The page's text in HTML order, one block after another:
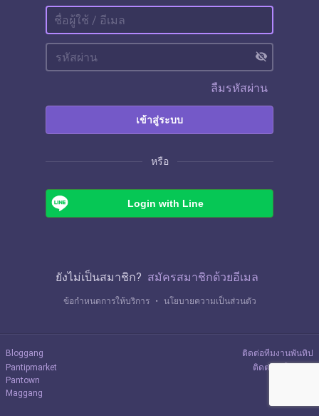
visibility_off
ลืมรหัสผ่าน
เข้าสู่ระบบ
หรือ
Login with Line
ยังไม่เป็นสมาชิก? สมัครสมาชิกด้วยอีเมล
ข้อกำหนดการให้บริการ ・ นโยบายความเป็นส่วนตัว
Bloggang
Pantipmarket
Pantown
Maggang
ติดต่อทีมงานพันทิป
ติดต่อลงโฆษณา